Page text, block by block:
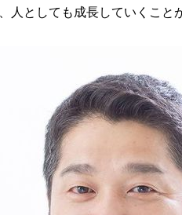
人としても成長していくこと